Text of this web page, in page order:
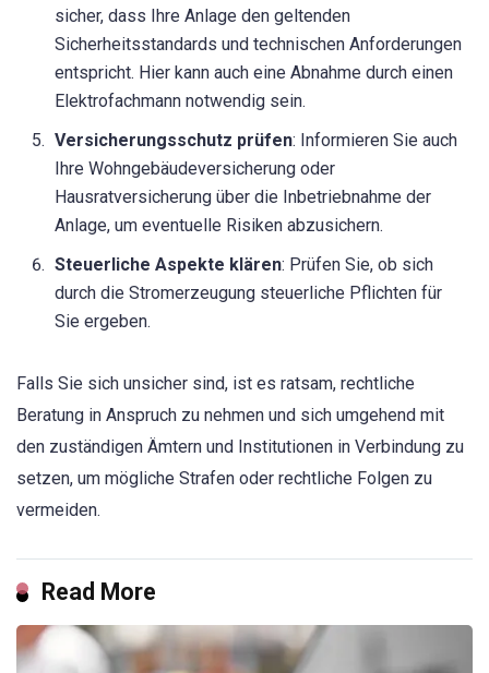
sicher, dass Ihre Anlage den geltenden
Sicherheitsstandards und technischen Anforderungen
entspricht. Hier kann auch eine Abnahme durch einen
Elektrofachmann notwendig sein.
Versicherungsschutz prüfen: Informieren Sie auch
Ihre Wohngebäudeversicherung oder
Hausratversicherung über die Inbetriebnahme der
Anlage, um eventuelle Risiken abzusichern.
Steuerliche Aspekte klären: Prüfen Sie, ob sich
durch die Stromerzeugung steuerliche Pflichten für
Sie ergeben.
Falls Sie sich unsicher sind, ist es ratsam, rechtliche
Beratung in Anspruch zu nehmen und sich umgehend mit
den zuständigen Ämtern und Institutionen in Verbindung zu
setzen, um mögliche Strafen oder rechtliche Folgen zu
vermeiden.
Read More